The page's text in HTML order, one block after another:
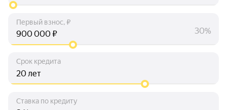
Первый взнос, ₽
₽ 30%
Срок кредита
лет
Ставка по кредиту